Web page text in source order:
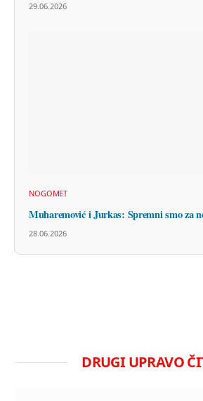
29.06.2026
NOGOMET
Muharemović i Jurkas: Spremni smo za
28.06.2026
DRUGI UPRAVO